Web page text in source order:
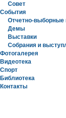
Совет
События
Отчетно-выборные
Демы
Выставки
Собрания и
Фотогалерея
Видеотека
Спорт
Библиотека
Контакты